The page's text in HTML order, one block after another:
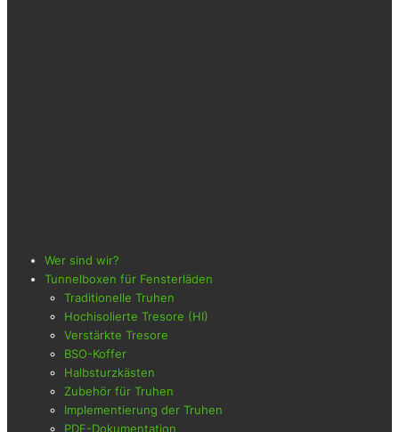
Wer sind wir?
Tunnelboxen für Fensterläden
Traditionelle Truhen
Hochisolierte Tresore (HI)
Verstärkte Tresore
BSO-Koffer
Halbsturzkästen
Zubehör für Truhen
Implementierung der Truhen
PDF-Dokumentation